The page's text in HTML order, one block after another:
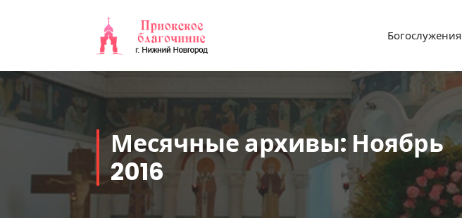
Богослужения
Месячные архивы: Ноябрь
2016